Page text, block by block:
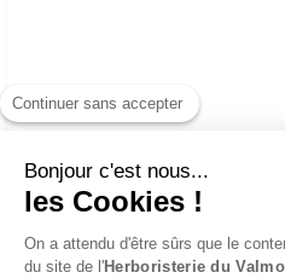
Continuer sans accepter
Bonjour c'est nous...
les Cookies !
On a attendu d'être sûrs que le
du site de l'Herboristerie du